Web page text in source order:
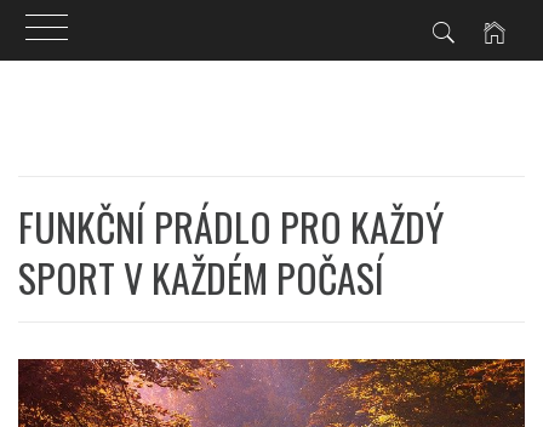
FUNKČNÍ PRÁDLO PRO KAŽDÝ
SPORT V KAŽDÉM POČASÍ